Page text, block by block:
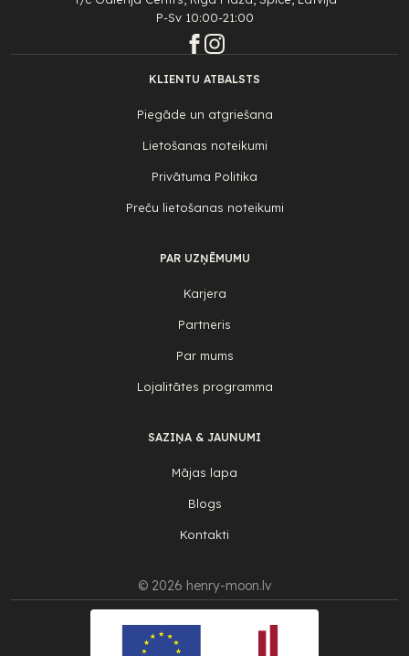
P-Sv 10:00-21:00
KLIENTU ATBALSTS
Piegāde un atgriešana
Lietošanas noteikumi
Privātuma Politika
Preču lietošanas noteikumi
PAR UZŅĒMUMU
Karjera
Partneris
Par mums
Lojalitātes programma
SAZIŅA & JAUNUMI
Mājas lapa
Blogs
Kontakti
© 2026 henry-moon.lv